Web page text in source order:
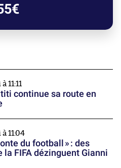
11:11
continue sa route en
11:04
du football » : des
la FIFA dézinguent Gianni